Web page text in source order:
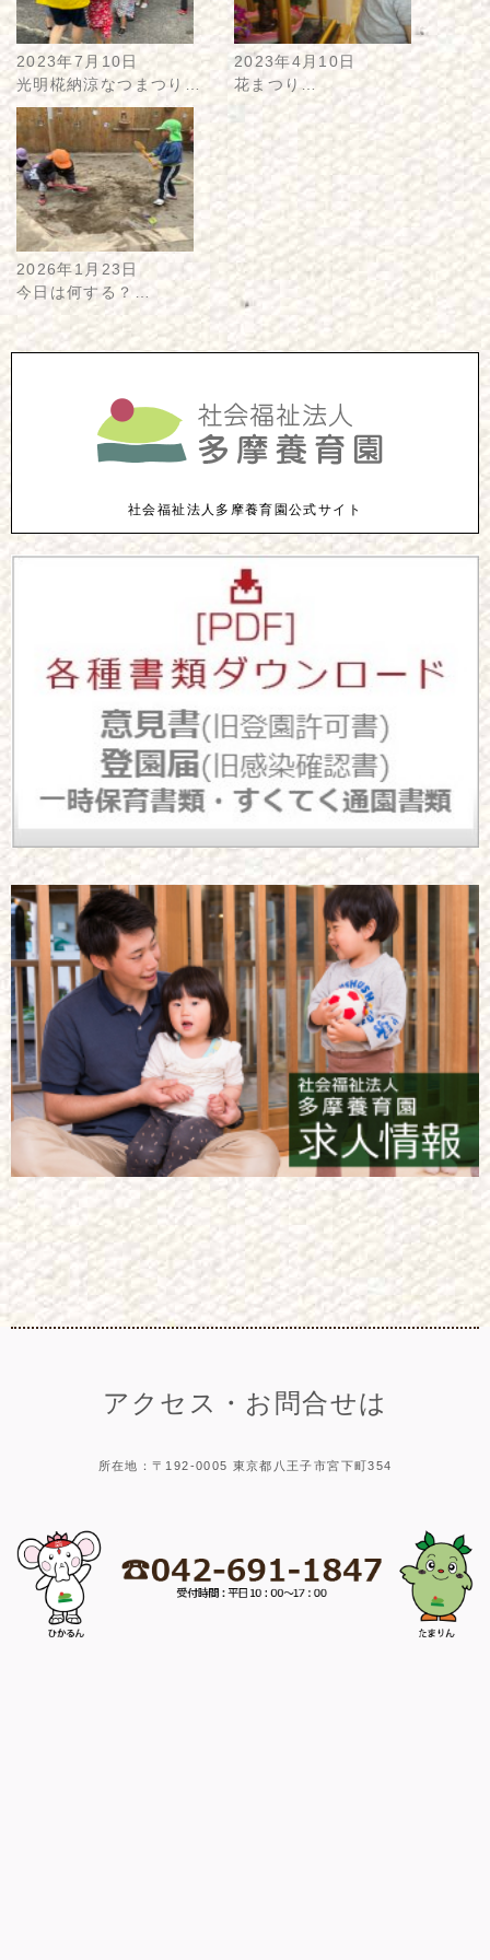
2023年7月10日
光明椛納涼なつまつり…
2023年4月10日
花まつり…
2026年1月23日
今日は何する？…
社会福祉法人多摩養育園公式サイト
アクセス・お問合せは
所在地：〒192-0005 東京都八王子市宮下町354